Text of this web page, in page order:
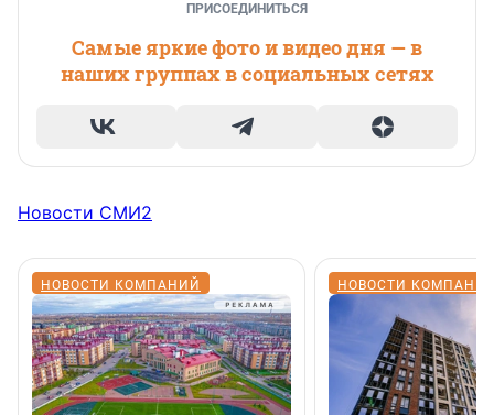
ПРИСОЕДИНИТЬСЯ
Самые яркие фото и видео дня — в
наших группах в социальных сетях
Новости СМИ2
НОВОСТИ КОМПАНИЙ НОВОСТИ